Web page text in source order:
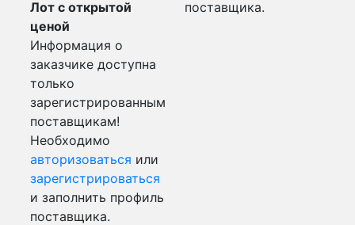
Лот с открытой
ценой
Информация о
заказчике доступна
только
зарегистрированным
поставщикам!
Необходимо
авторизоваться или
зарегистрироваться
и заполнить профиль
поставщика.
поставщика.